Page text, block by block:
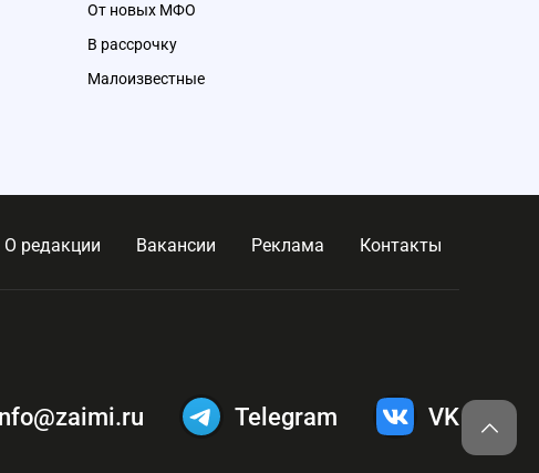
От новых МФО
В рассрочку
Малоизвестные
О редакции Вакансии Реклама Контакты
Telegram VK